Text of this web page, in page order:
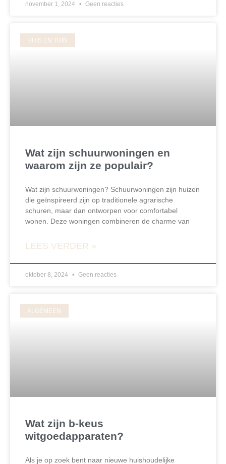
november 1, 2024 Geen reacties
HUIS EN TUIN
Wat zijn schuurwoningen en
waarom zijn ze populair?
Wat zijn schuurwoningen? Schuurwoningen zijn huizen
die geïnspireerd zijn op traditionele agrarische
schuren, maar dan ontworpen voor comfortabel
wonen. Deze woningen combineren de charme van
LEES VERDER »
oktober 8, 2024 Geen reacties
ALGEMEEN
Wat zijn b-keus
witgoedapparaten?
Als je op zoek bent naar nieuwe huishoudelijke